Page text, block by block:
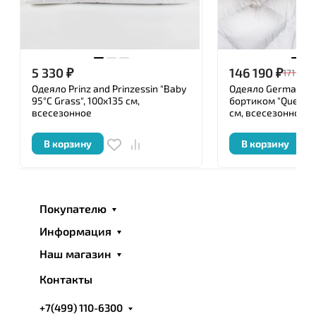
5 330₽
Одеяло Prinz and Prinzessin "Baby
95°C Grass", 100x135 см,
всесезонное
В корзину
146 190₽171 980
Одеяло German
бортиком "Queen
см, всесезонное
В корзину
Покупателю
Информация
Наш магазин
Контакты
+7(499) 110-6300